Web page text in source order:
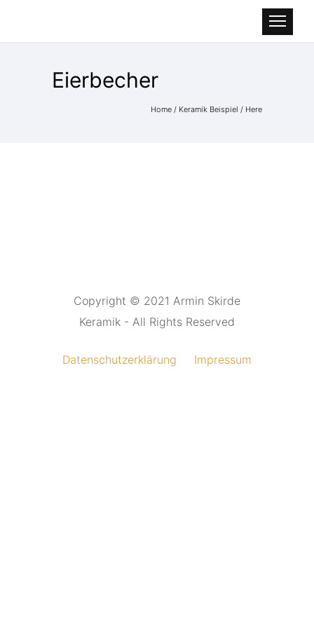
Eierbecher
Home / Keramik Beispiel / Here
Copyright © 2021 Armin Skirde
Keramik - All Rights Reserved
Datenschutzerklärung Impressum